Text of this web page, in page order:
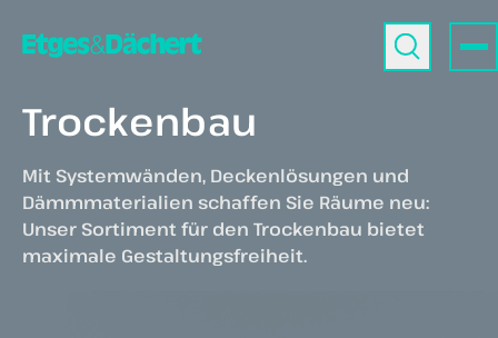
Trockenbau
Mit Systemwänden, Deckenlösungen und
Dämmmaterialien schaffen Sie Räume neu:
Unser Sortiment für den Trockenbau bietet
maximale Gestaltungsfreiheit.